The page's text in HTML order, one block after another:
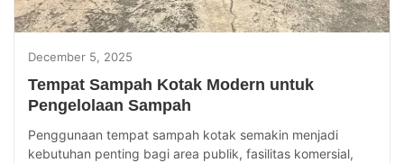
December 5, 2025
Tempat Sampah Kotak Modern untuk
Pengelolaan Sampah
Penggunaan tempat sampah kotak semakin menjadi
kebutuhan penting bagi area publik, fasilitas komersial,